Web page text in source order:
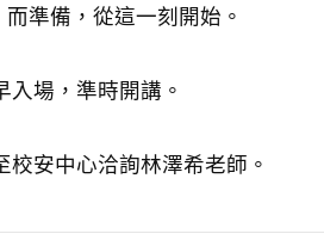
準備，從這一刻開始。
入場，準時開講。
校安中心洽詢林澤希老師。